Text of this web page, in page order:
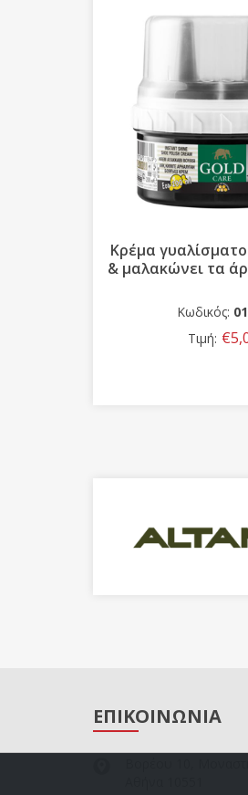
Κρέμα
& μαλακώνει τα
Κωδικός:
Τιμή:
ΕΠΙΚΟΙΝΩΝΙΑ